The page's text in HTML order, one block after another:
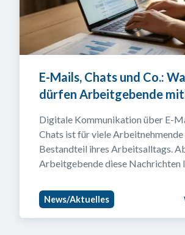
E-Mails, Chats und Co.:
dürfen Arbeitgebende
Digitale Kommunikation über E-
Chats ist für viele
Bestandteil ihres Arbeitsalltags.
Arbeitgebende diese Nachrichten
News/Aktuelles